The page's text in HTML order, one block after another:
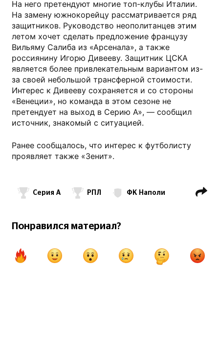
На него претендуют многие топ-клубы Италии.
На замену южнокорейцу рассматривается ряд
защитников. Руководство неополитанцев этим
летом хочет сделать предложение французу
Вильяму Салиба из «Арсенала», а также
россиянину Игорю Дивееву. Защитник ЦСКА
является более привлекательным вариантом из-
за своей небольшой трансферной стоимости.
Интерес к Дивееву сохраняется и со стороны
«Венеции», но команда в этом сезоне не
претендует на выход в Серию А», — сообщил
источник, знакомый с ситуацией.
Ранее сообщалось, что интерес к футболисту
проявляет также «Зенит».
Серия А РПЛ ФК Наполи
Понравился материал?